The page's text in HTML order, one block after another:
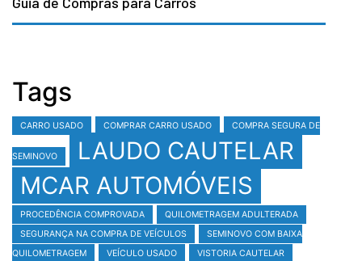
Tags
CARRO USADO COMPRAR CARRO USADO COMPRA SEGURA DE
SEMINOVO
LAUDO CAUTELAR
MCAR AUTOMÓVEIS
PROCEDÊNCIA COMPROVADA
QUILOMETRAGEM ADULTERADA
SEGURANÇA NA COMPRA DE VEÍCULOS
SEMINOVO COM BAIXA
QUILOMETRAGEM
VEÍCULO USADO VISTORIA CAUTELAR